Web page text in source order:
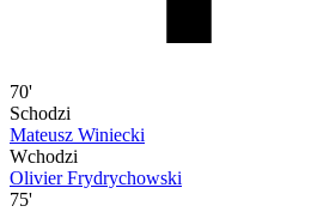
70'
Schodzi
Mateusz Winiecki
Wchodzi
Olivier Frydrychowski
75'